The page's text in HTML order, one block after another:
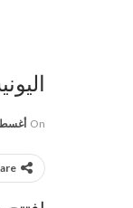
On أغسطس